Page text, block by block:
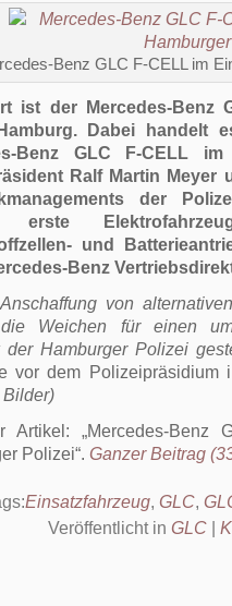
Benz GLC F-CELL im
ist der Mercedes-Benz
Dabei handelt
Benz GLC F-CELL
Ralf Martin
der
erste
und
Benz
von
Weichen für einen
der Hamburger Polizei
vor dem Polizeipräsidium
Bilder)
Artikel:
Mercedes-Benz
Polizei . Ganzer Beitrag
Einsatzfahrzeug, GLC,
Veröffentlicht in GLC